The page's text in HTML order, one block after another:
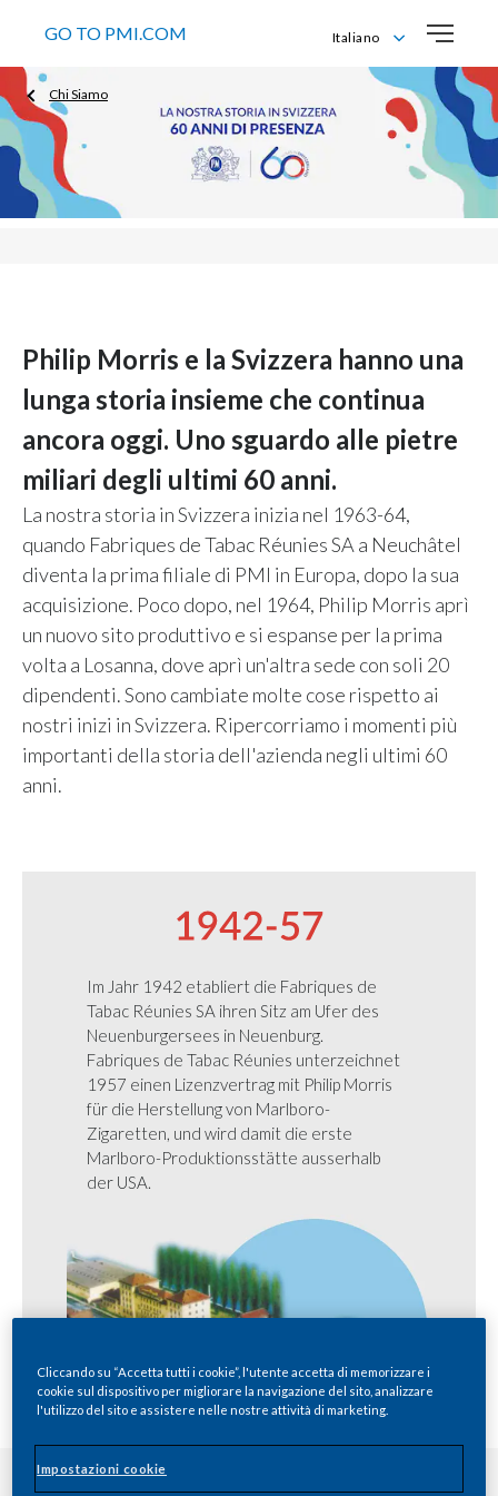
GO TO PMI.COM
Italiano
Deutsch
Chi Siamo
Philip Morris e la Svizzera hanno una
lunga storia insieme che continua
ancora oggi. Uno sguardo alle pietre
miliari degli ultimi 60 anni.
La nostra storia in Svizzera inizia nel 1963-64,
quando Fabriques de Tabac Réunies SA a Neuchâtel
diventa la prima filiale di PMI in Europa, dopo la sua
acquisizione. Poco dopo, nel 1964, Philip Morris aprì
un nuovo sito produttivo e si espanse per la prima
volta a Losanna, dove aprì un'altra sede con soli 20
dipendenti. Sono cambiate molte cose rispetto ai
nostri inizi in Svizzera. Ripercorriamo i momenti più
importanti della storia dell'azienda negli ultimi 60
anni.
Im Jahr 1942 etabliert die Fabriques de
Tabac Réunies SA ihren Sitz am Ufer des
Neuenburgersees in Neuenburg.
Fabriques de Tabac Réunies unterzeichnet
1957 einen Lizenzvertrag mit Philip Morris
für die Herstellung von Marlboro-
Zigaretten, und wird damit die erste
Marlboro-Produktionsstätte ausserhalb
der USA.
Cliccando su “Accetta tutti i cookie”, l'utente accetta di memorizzare i
cookie sul dispositivo per migliorare la navigazione del sito, analizzare
l'utilizzo del sito e assistere nelle nostre attività di marketing.
Impostazioni cookie